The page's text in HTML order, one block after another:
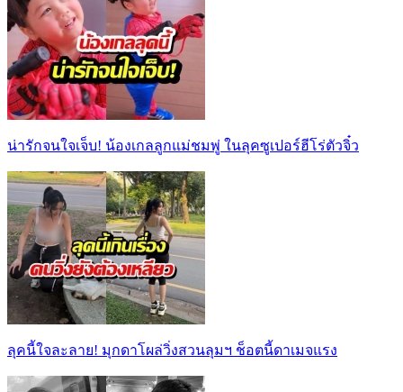
น่ารักจนใจเจ็บ! น้องเกลลูกแม่ชมพู่ ในลุคซูเปอร์ฮีโร่ตัวจิ๋ว
ลุคนี้ใจละลาย! มุกดาโผล่วิ่งสวนลุมฯ ช็อตนี้ดาเมจแรง